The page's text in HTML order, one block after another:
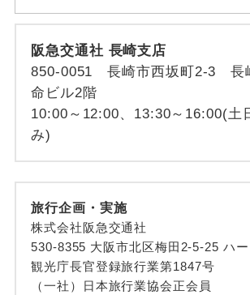
阪急交通社 長崎支店
850-0051 長崎市西坂町2-3 長
命ビル2階
10:00～12:00、13:30～16:00(土
み)
旅行企画・実施
株式会社阪急交通社
530-8355 大阪市北区梅田2-5-25 ハ
観光庁長官登録旅行業第1847号
（一社）日本旅行業協会正会員